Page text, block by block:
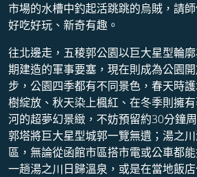
市場的水槽中釣起活跳跳的烏賊，請
好吃好玩、新奇有趣。
往北邊走，五稜郭公園以巨大星型輪
期建造的軍事要塞​，現在則成為公園
步，公園四季都有不同景色，春天時
樹綻放、秋天染上楓紅、在冬季則擁
河的超夢幻景緻，不妨預留約30分鐘
郭塔將巨大星型城郭一覽無遺；湯之
區，無論從函館市區搭市電或公車都
一趟湯之川日歸溫泉，或是在當地飯